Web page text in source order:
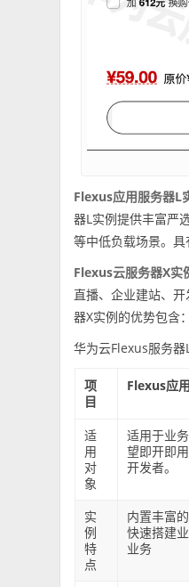
Flexus应用服务器L
器L实例提供丰富严
等中低负载场景。具
Flexus云服务器X实
直播、企业建站、
器X实例的优势包含
华为云Flexus服务器
项
目
Flexus应
适
用
对
象
适用于业
望即开即
开发者。
实
例
特
点
内置丰富
快速搭建
业务